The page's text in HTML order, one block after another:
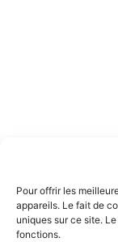
Pour offrir les
appareils. Le fait de
uniques sur ce site.
fonctions.